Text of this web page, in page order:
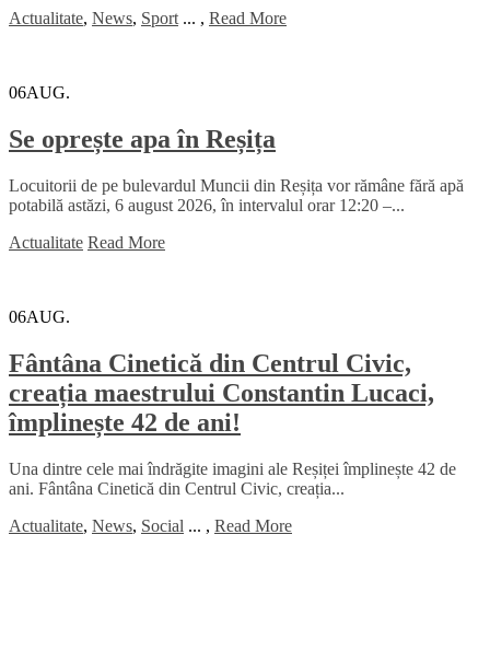
Actualitate, News, Sport ... , Read More
06AUG.
Se oprește apa în Reșița
Locuitorii de pe bulevardul Muncii din Reșița vor rămâne fără apă
potabilă astăzi, 6 august 2026, în intervalul orar 12:20 –...
Actualitate Read More
06AUG.
Fântâna Cinetică din Centrul Civic,
creația maestrului Constantin Lucaci,
împlinește 42 de ani!
Una dintre cele mai îndrăgite imagini ale Reșiței împlinește 42 de
ani. Fântâna Cinetică din Centrul Civic, creația...
Actualitate, News, Social ... , Read More